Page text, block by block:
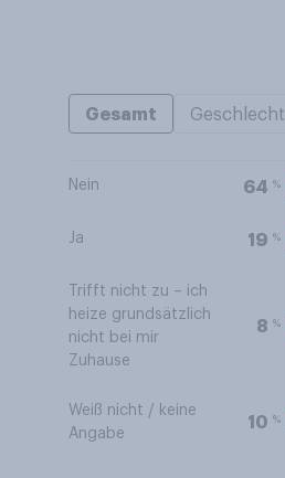
Gesamt Geschlecht
Nein 64 %
Ja 19 %
Trifft nicht zu – ich
heize grundsätzlich
nicht bei mir
Zuhause
8 %
Weiß nicht / keine
Angabe
10 %